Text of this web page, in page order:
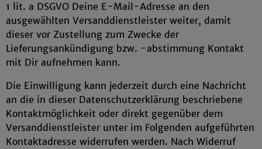
1 lit. a DSGVO Deine E-Mail-Adresse an den
ausgewählten Versanddienstleister weiter, damit
dieser vor Zustellung zum Zwecke der
Lieferungsankündigung bzw. -abstimmung Kontakt
mit Dir aufnehmen kann.
Die Einwilligung kann jederzeit durch eine Nachricht
an die in dieser Datenschutzerklärung beschriebene
Kontaktmöglichkeit oder direkt gegenüber dem
Versanddienstleister unter im Folgenden aufgeführten
Kontaktadresse widerrufen werden. Nach Widerruf